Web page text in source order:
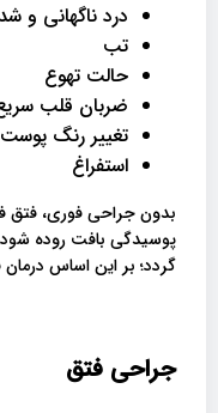
درد ناگهانی و
تب
حالت تهوع
ضربان قلب
تغییر رنگ
استفراغ
بدون جراحی فوری، فتق
پوسیدگی بافت روده
گردد؛ بر این اساس
جراحی فتق